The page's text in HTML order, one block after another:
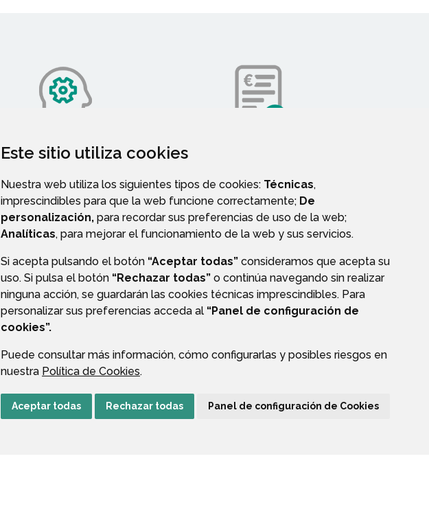
Este sitio utiliza cookies
Nuestra web utiliza los siguientes tipos de cookies: Técnicas,
imprescindibles para que la web funcione correctamente; De
personalización, para recordar sus preferencias de uso de la web;
Analíticas, para mejorar el funcionamiento de la web y sus servicios.
Si acepta pulsando el botón “Aceptar todas” consideramos que acepta su
uso. Si pulsa el botón “Rechazar todas” o continúa navegando sin realizar
ninguna acción, se guardarán las cookies técnicas imprescindibles. Para
personalizar sus preferencias acceda al “Panel de configuración de
cookies”.
Puede consultar más información, cómo configurarlas y posibles riesgos en
nuestra Política de Cookies.
Aceptar todas Rechazar todas Panel de configuración de Cookies
SERVICIOS SOCIALES
TRANSPARENCIA
ACCESIBILIDAD POLÍTICA DE COOKIES